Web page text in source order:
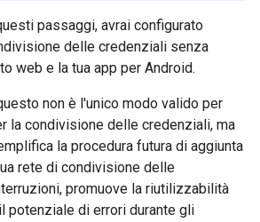
passaggi, avrai configurato
delle credenziali senza
web e la tua app per Android.
non è l'unico modo valido per
la condivisione delle credenziali, ma
la procedura futura di aggiunta
rete di condivisione delle
promuove la riutilizzabilità
potenziale di errori durante gli